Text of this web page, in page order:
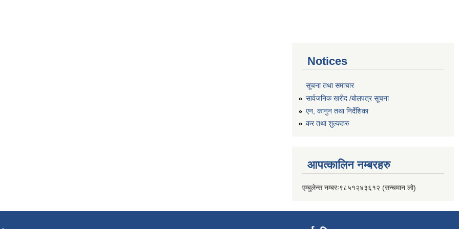
Notices
सूचना तथा समाचार
सार्वजनिक खरीद /बोलपत्र सूचना
एन, कानुन तथा निर्देशिका
कर तथा शुल्कहरु
आपत्कालिन नम्बरहरु
एम्बुलेन्स नम्बरः९८५१२४३६१२ (सन्चमान लो)